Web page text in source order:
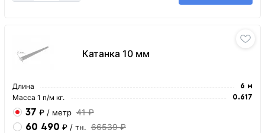
Катанка 10 мм
Длина 6 м
Масса 1 п/м кг. 0.617
37 ₽ / метр 41 ₽
60 490 ₽ / тн. 66539 ₽